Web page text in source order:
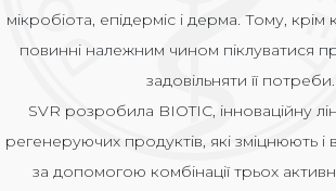
мікробіота, епідерміс і дерма. Тому,
повинні належним чином піклуватися
задовільняти її потреби.
SVR розробила BIOTIC, інноваційну
регенеруючих продуктів, які зміцнюють
за допомогою комбінації трьох